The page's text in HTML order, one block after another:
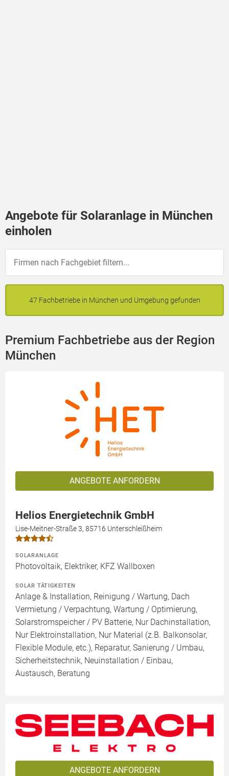
Angebote für Solaranlage in München
einholen
47 Fachbetriebe in München und Umgebung gefunden
Premium Fachbetriebe aus der Region
München
ANGEBOTE ANFORDERN
Helios Energietechnik GmbH
Lise-Meitner-Straße 3, 85716 Unterschleißheim
SOLARANLAGE
Photovoltaik, Elektriker, KFZ Wallboxen
SOLAR TÄTIGKEITEN
Anlage & Installation, Reinigung / Wartung, Dach
Vermietung / Verpachtung, Wartung / Optimierung,
Solarstromspeicher / PV Batterie, Nur Dachinstallation,
Nur Elektroinstallation, Nur Material (z.B. Balkonsolar,
Flexible Module, etc.), Reparatur, Sanierung / Umbau,
Sicherheitstechnik, Neuinstallation / Einbau,
Austausch, Beratung
ANGEBOTE ANFORDERN